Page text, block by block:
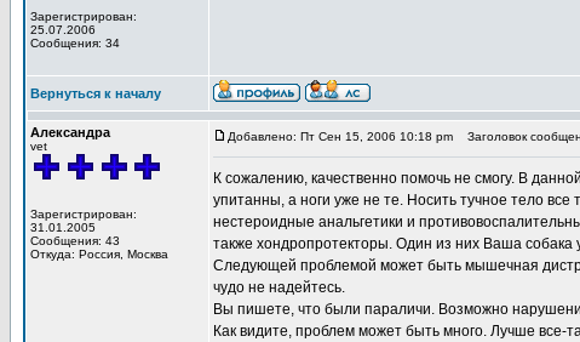
Зарегистрирован:
25.07.2006
Сообщения: 34
Вернуться к началу
Александра
vet
Зарегистрирован:
31.01.2005
Сообщения: 43
Откуда: Россия, Москва
Добавлено: Пт Сен 15, 2006 10:18 pm Заголовок
К сожалению, качественно помочь не смогу. В
упитанны, а ноги уже не те. Носить тучное тело
нестероидные анальгетики и
также хондропротекторы. Один из них Ваша
Следующей проблемой может быть мышечная
чудо не надейтесь.
Вы пишете, что были параличи. Возможно
Как видите, проблем может быть много. Лучше все-